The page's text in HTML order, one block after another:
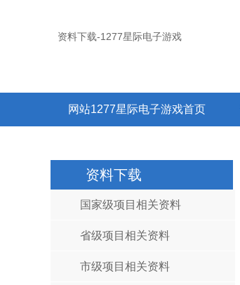
资料下载-1277星际电子游戏
网站1277星际电子游戏首页
资料下载
国家级项目相关资料
省级项目相关资料
市级项目相关资料